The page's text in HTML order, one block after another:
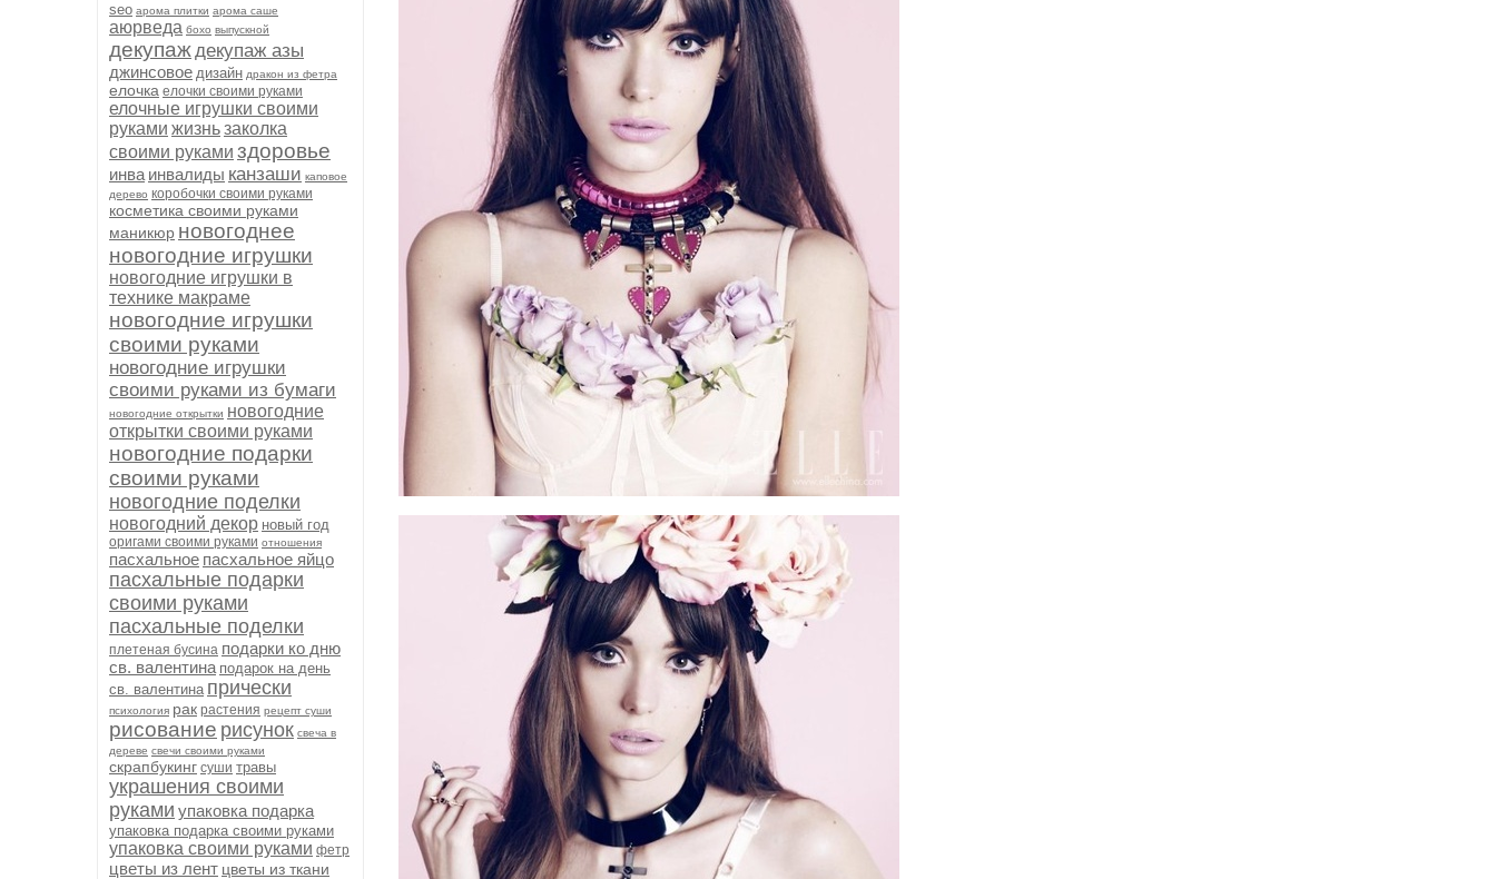
seo арома плитки арома саше
аюрведа бохо выпускной
декупаждекупаж азы
джинсовое дизайн дракон из фетра
елочка елочки своими руками
елочные игрушки своими
руками жизньзаколка
своими руками здоровье
инва инвалиды канзаши каповое
дерево коробочки своими руками
косметика своими руками
маникюр новогоднее
новогодние игрушки
новогодние игрушки в
технике макраме
новогодние игрушки
своими руками
новогодние игрушки
своими руками из бумаги
новогодние открытки новогодние
открытки своими руками
новогодние подарки
своими руками
новогодние поделки
новогодний декор новый год
оригами своими руками отношения
пасхальное пасхальное яйцо
пасхальные подарки
своими руками
пасхальные поделки
плетеная бусина подарки ко дню
св. валентина подарок на день
св. валентина прически
психология рак растения рецепт суши
рисование рисунок свеча в
дереве свечи своими руками
скрапбукинг суши травы
украшения своими
руками упаковка подарка
упаковка подарка своими руками
упаковка своими руками фетр
цветы из лент цветы из ткани